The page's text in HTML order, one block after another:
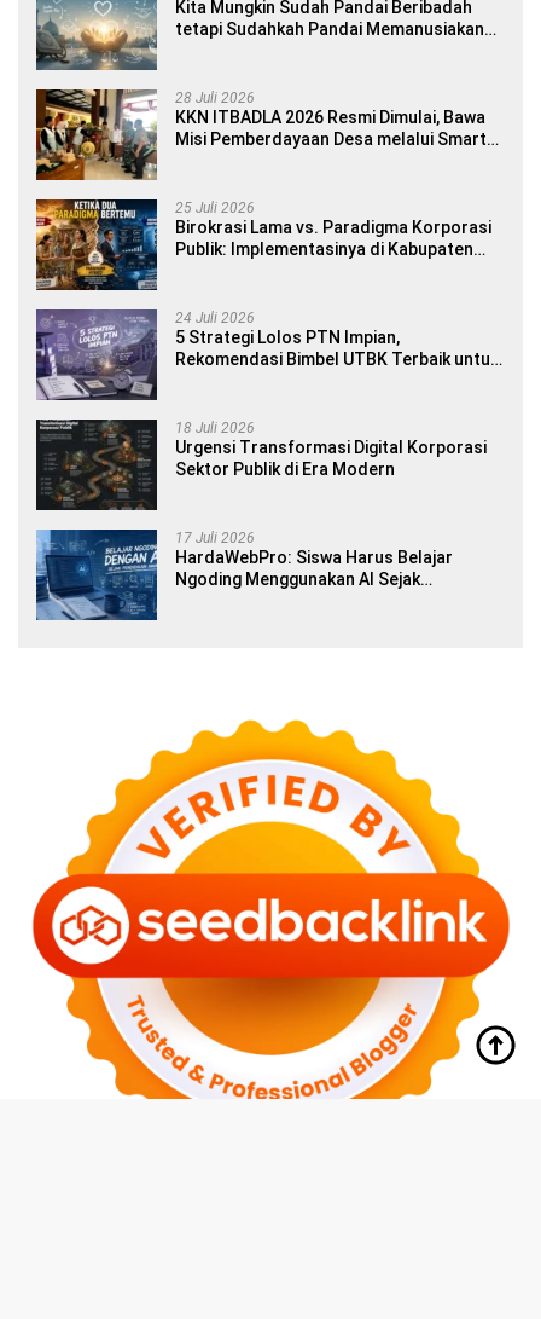
Kita Mungkin Sudah Pandai Beribadah
tetapi Sudahkah Pandai Memanusiakan
28 Juli 2026
KKN ITBADLA 2026 Resmi Dimulai, Bawa
Misi Pemberdayaan Desa melalui Smart
25 Juli 2026
Birokrasi Lama vs. Paradigma Korporasi
Publik: Implementasinya di Kabupaten
24 Juli 2026
5 Strategi Lolos PTN Impian,
Rekomendasi Bimbel UTBK Terbaik untuk
18 Juli 2026
Urgensi Transformasi Digital Korporasi
Sektor Publik di Era Modern
17 Juli 2026
HardaWebPro: Siswa Harus Belajar
Ngoding Menggunakan AI Sejak